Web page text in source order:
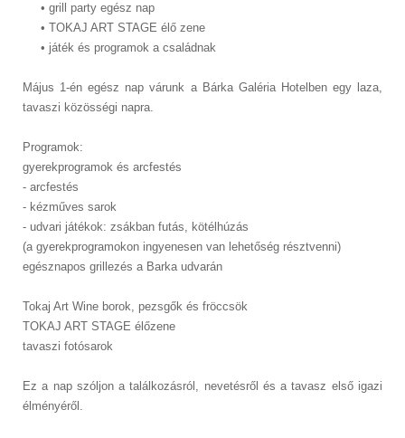
• grill party egész nap
• TOKAJ ART STAGE élő zene
• játék és programok a családnak
Május 1-én egész nap várunk a Bárka Galéria Hotelben egy laza,
tavaszi közösségi napra.
Programok:
gyerekprogramok és arcfestés
- arcfestés
- kézműves sarok
- udvari játékok: zsákban futás, kötélhúzás
(a gyerekprogramokon ingyenesen van lehetőség résztvenni)
egésznapos grillezés a Barka udvarán
Tokaj Art Wine borok, pezsgők és fröccsök
TOKAJ ART STAGE élőzene
tavaszi fotósarok
Ez a nap szóljon a találkozásról, nevetésről és a tavasz első igazi
élményéről.